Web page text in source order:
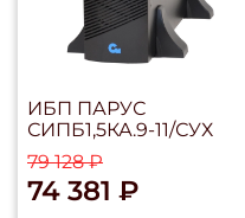
ИБП ПАРУС
СИПБ1,5КА.9-11/СУХ
79 128 ₽
74 381 ₽